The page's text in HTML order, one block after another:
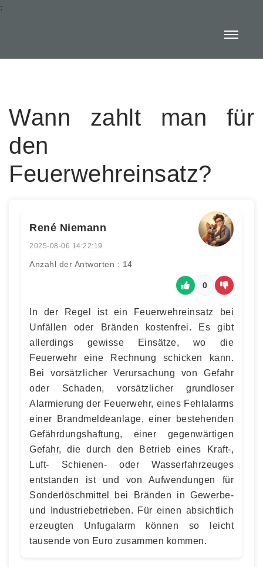
:
Wann zahlt man für
den
Feuerwehreinsatz?
René Niemann
2025-08-06 14:22:19
Anzahl der Antworten : 14
0
In der Regel ist ein Feuerwehreinsatz bei
Unfällen oder Bränden kostenfrei. Es gibt
allerdings gewisse Einsätze, wo die
Feuerwehr eine Rechnung schicken kann.
Bei vorsätzlicher Verursachung von Gefahr
oder Schaden, vorsätzlicher grundloser
Alarmierung der Feuerwehr, eines Fehlalarms
einer Brandmeldeanlage, einer bestehenden
Gefährdungshaftung, einer gegenwärtigen
Gefahr, die durch den Betrieb eines Kraft-,
Luft- Schienen- oder Wasserfahrzeuges
entstanden ist und von Aufwendungen für
Sonderlöschmittel bei Bränden in Gewerbe-
und Industriebetrieben. Für einen absichtlich
erzeugten Unfugalarm können so leicht
tausende von Euro zusammen kommen.